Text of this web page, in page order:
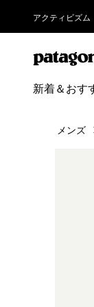
アクティビズム
新着＆おす
メンズ